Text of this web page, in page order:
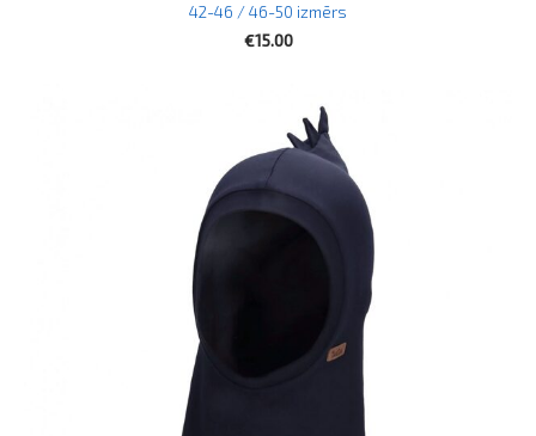
42-46 / 46-50 izmērs
€15.00